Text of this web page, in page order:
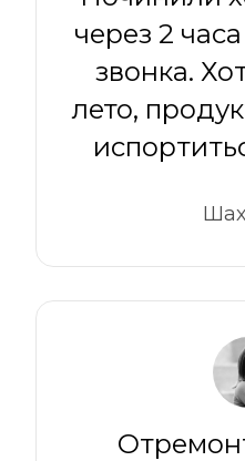
через 2
звонка.
лето,